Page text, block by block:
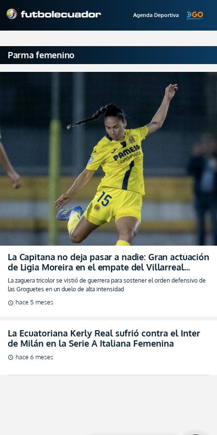
Agenda Deportiva
Parma femenino
La Capitana no deja pasar a nadie: Gran actuación
de Ligia Moreira en el empate del Villarreal
Femenino
La zaguera tricolor se vistió de guerrera para sostener el orden defensivo de
las Groguetes en un duelo de alta intensidad
schedule hace 5 meses
La Ecuatoriana Kerly Real sufrió contra el Inter
de Milán en la Serie A Italiana Femenina
schedule hace 6 meses